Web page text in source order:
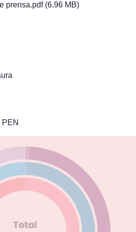
prensa.pdf(6.96 MB)